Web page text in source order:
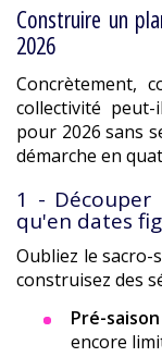
Construire un
2026
Concrètement,
collectivité
pour 2026 sans
démarche en
1 - Découper
qu'en dates
Oubliez le sacro-
construisez des
Pré-saison
encore